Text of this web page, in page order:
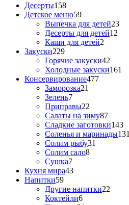
Десерты158
Детское меню59
Выпечка для детей23
Десерты для детей12
Каши для детей2
Закуски229
Горячие закуски42
Холодные закуски161
Консервирование477
Заморозка21
Зелень7
Приправы22
Салаты на зиму87
Сладкие заготовки143
Соленья и маринады131
Солим рыбу31
Солим сало8
Сушка7
Кухня мира43
Напитки59
Другие напитки22
Коктейли6